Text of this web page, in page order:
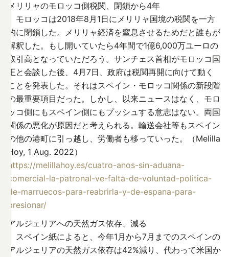
メリリャのモロッコ側税関、閉鎖から4年
モロッコは2018年8月1日にメリリャ国境の税関を一方
的に閉鎖した。メリリャ経済を窒息させるためだと誰もが
解釈した。もし開いていたら4年間で1億6,000万ユーロの
取引高となっていただろう。サンチェス首相がモロッコ国
王と会談した後、4月7日、政府は税関再開に向けて動く
ことを発表した。それはスペイン・モロッコ関係の新段階
の最重要項目だった。しかし、以来ニュースはなく、モロ
ッコ側にもスペイン側にもプッシュする意志はない。両国
関係の悪化が原因だと考えられる。輸送会社等もスペイン
の他の港町に引っ越し、労働者も移っていった。（Melilla
Hoy, 1 Aug. 2022）
https://melillahoy.es/cuatro-anos-sin-aduana-
comercial-la-patronal-ve-falta-de-voluntad-politica-
de-marruecos-para-reabrirla-y-de-espana-para-
presionar/
アルジェリアへの天然ガス依存、減る
スペイン紙によると、今年1月から7月までのスペインの
アルジェリアの天然ガス依存は42%減り、代わって米国か